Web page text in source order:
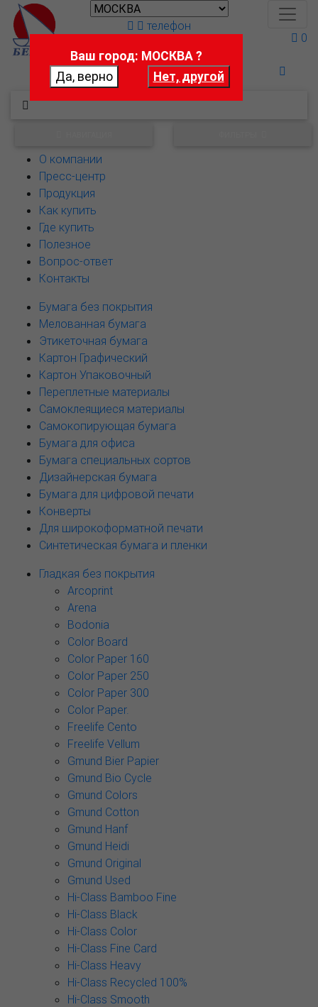
Поможем выбрать
телефон
0
О компании
Пресс-центр
Продукция
Как купить
Где купить
Полезное
Вопрос-ответ
Контакты
Бумага без покрытия
Мелованная бумага
Этикеточная бумага
Картон Графический
Картон Упаковочный
Переплетные материалы
Самоклеящиеся материалы
Самокопирующая бумага
Бумага для офиса
Бумага специальных сортов
Дизайнерская бумага
Бумага для цифровой печати
Конверты
Для широкоформатной печати
Синтетическая бумага и пленки
Гладкая без покрытия
Arcoprint
Arena
Bodonia
Color Board
Color Paper 160
Color Paper 250
Color Paper 300
Color Paper.
Freelife Cento
Freelife Vellum
Gmund Bier Papier
Gmund Bio Cycle
Gmund Colors
Gmund Cotton
Gmund Hanf
Gmund Heidi
Gmund Original
Gmund Used
Hi-Class Bamboo Fine
Hi-Class Black
Hi-Class Color
Hi-Class Fine Card
Hi-Class Heavy
Hi-Class Recycled 100%
Hi-Class Smooth
Ваш город: МОСКВА ?